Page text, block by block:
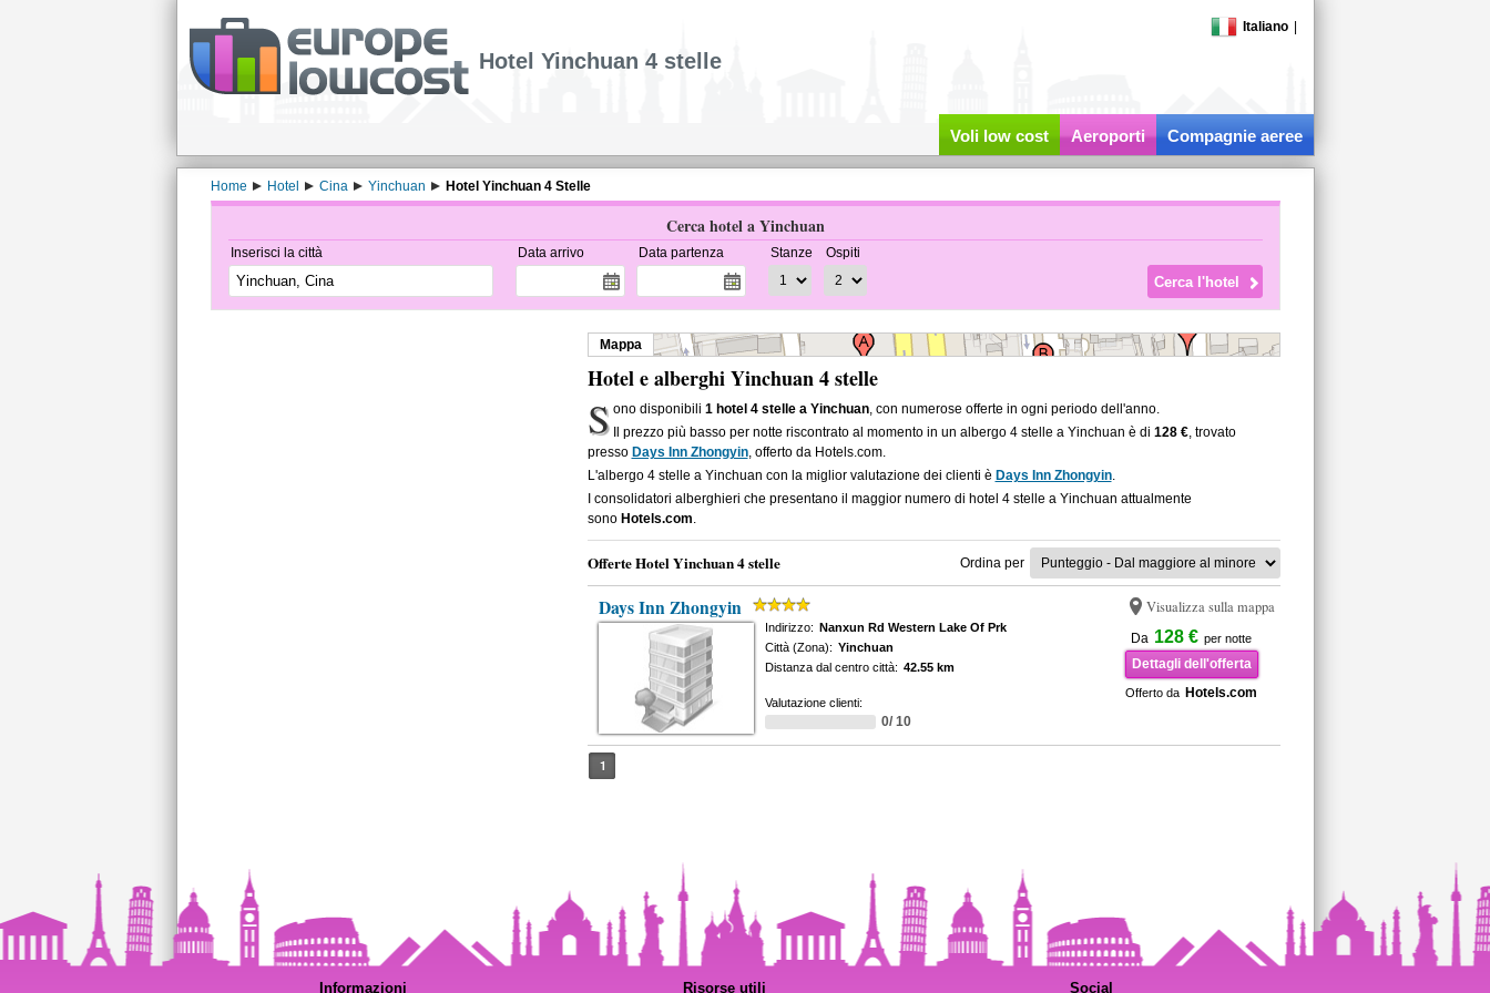
Italiano
Hotel Yinchuan 4 stelle
Voli low cost Aeroporti Compagnie aeree
Home Hotel Cina Yinchuan Hotel Yinchuan 4 Stelle
Cerca hotel a Yinchuan
Inserisci la città Data arrivo Data partenza Stanze Ospiti
Mappa
Hotel e alberghi Yinchuan 4 stelle
S ono disponibili1 hotel 4 stelle a Yinchuan, con numerose offerte in ogni periodo dell'anno.
Il prezzo più basso per notte riscontrato al momento in un albergo 4 stelle a Yinchuan è di128 €, trovato
presso Days Inn Zhongyin, offerto da Hotels.com.
L'albergo 4 stelle a Yinchuan con la miglior valutazione dei clienti è Days Inn Zhongyin.
I consolidatori alberghieri che presentano il maggior numero di hotel 4 stelle a Yinchuan attualmente
sono Hotels.com.
Offerte Hotel Yinchuan 4 stelle Ordina per
Days Inn Zhongyin Visualizza sulla mappa
Da 128 € per notte
Dettagli dell'offerta
Offerto da Hotels.com
Indirizzo: Nanxun Rd Western Lake Of Prk
Città (Zona): Yinchuan
Distanza dal centro città: 42.55 km
Valutazione clienti:
0/ 10
1
Informazioni Risorse utili Social